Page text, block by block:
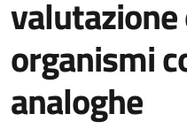
organismi
analoghe